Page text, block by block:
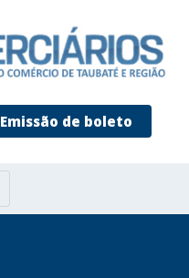
Emissão de boleto